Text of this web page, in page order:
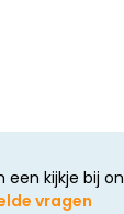
een kijkje bij
vragen